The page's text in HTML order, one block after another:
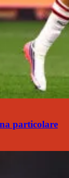
particolare